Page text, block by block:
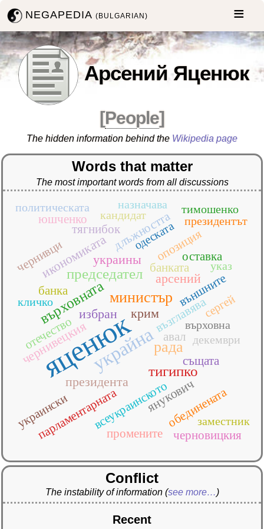
NEGAPEDIA(BULGARIAN)
Арсений Яценюк
[People]
The hidden information behind the Wikipedia page
Words that matter
The most important words from all discussions
яценюк
украйна
министър
рада
върховната
председател
тигипко
арсений
избран
икономиката
крим
президента
украины
чернивецкия
янукович
авал
банка
банката
всеукраинското
възглавява
външните
длъжността
обединената
опозиция
оставка
отечество
парламентарнатапромените
същата
тягнибок
украински
чернивци
черновицкия
юшченко
върховна
декември
заместник
кандидат
кличко
назначава
одеската
политическата
президентът
сергей
тимошенко
указ
Conflict
The instability of information (see more…)
Recent